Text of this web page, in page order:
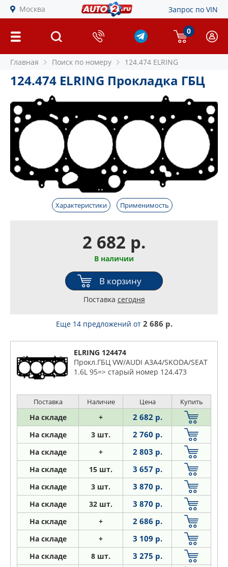
Москва Запрос по VIN
0
Главная Поиск по номеру 124.474 ELRING
124.474 ELRING Прокладка ГБЦ
Характеристики Применимость
2 682 р.
В наличии
В корзину
Поставка сегодня
Еще 14 предложений от 2 686 р.
ELRING 124474
Прокл.ГБЦ VW/AUDI A3A4/SKODA/SEAT
1.6L 95=> старый номер 124.473
Поставка Наличие Цена Купить
На складе + 2 682 р.
На складе 3 шт. 2 760 р.
На складе + 2 803 р.
На складе 15 шт. 3 657 р.
На складе 3 шт. 3 870 р.
На складе 32 шт. 3 870 р.
На складе + 2 686 р.
На складе + 3 109 р.
На складе 8 шт. 3 275 р.